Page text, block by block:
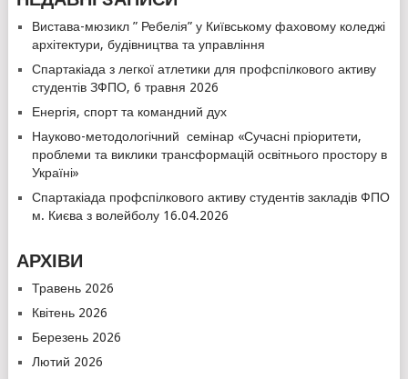
Вистава-мюзикл ” Ребелія” у Київському фаховому коледжі
архітектури, будівництва та управління
Спартакіада з легкої атлетики для профспілкового активу
студентів ЗФПО, 6 травня 2026
Енергія, спорт та командний дух
Науково-методологічний семінар «Сучасні пріоритети,
проблеми та виклики трансформацій освітнього простору в
Україні»
Спартакіада профспілкового активу студентів закладів ФПО
м. Києва з волейболу 16.04.2026
АРХІВИ
Травень 2026
Квітень 2026
Березень 2026
Лютий 2026